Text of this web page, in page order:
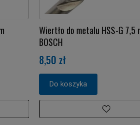
Wiertło do metalu HSS-G 7,5
BOSCH
8,50 zł
Do koszyka